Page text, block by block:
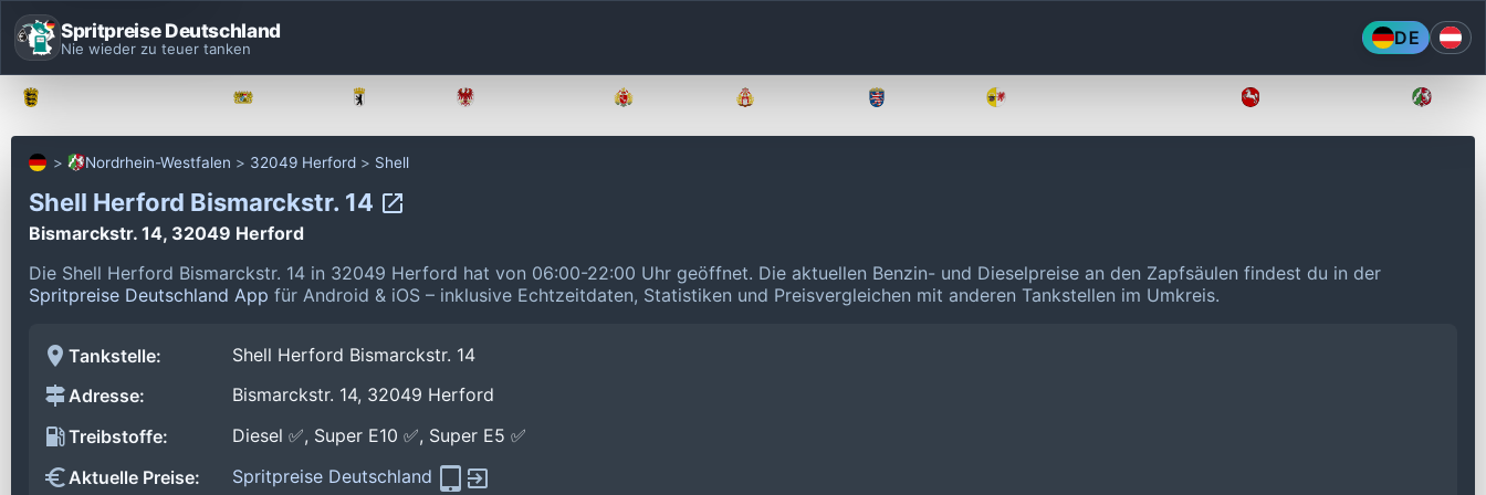
Spritpreise Deutschland
Nie wieder zu teuer tanken DE
Nordrhein-Westfalen 32049 Herford Shell
Shell Herford Bismarckstr. 14
Bismarckstr. 14, 32049 Herford
Die Shell Herford Bismarckstr. 14 in 32049 Herford hat von 06:00-22:00 Uhr geöffnet. Die aktuellen Benzin- und Dieselpreise an den Zapfsäulen findest du in der
Spritpreise Deutschland App für Android & iOS – inklusive Echtzeitdaten, Statistiken und Preisvergleichen mit anderen Tankstellen im Umkreis.
Tankstelle:
Shell Herford Bismarckstr. 14
Adresse:
Bismarckstr. 14, 32049 Herford
Treibstoffe:
Diesel ✅, Super E10 ✅, Super E5 ✅
Aktuelle Preise:
Spritpreise Deutschland